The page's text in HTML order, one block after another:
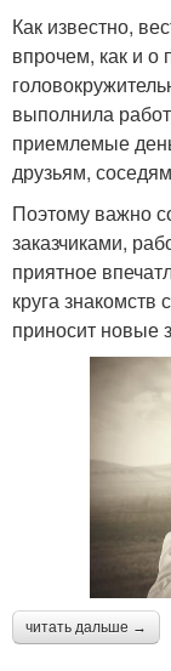
Как известно,
впрочем, как и о
выполнила
приемлемые
друзьям,
Поэтому важно
заказчиками,
приятное
круга знакомств
приносит новые
читать дальше →